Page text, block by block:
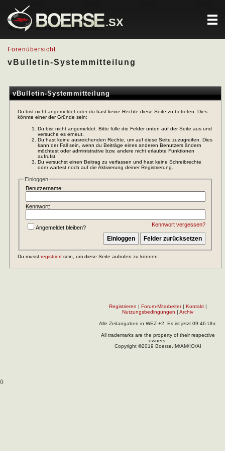
.SX
Forenübersicht
vBulletin-Systemmitteilung
vBulletin-Systemmitteilung
Du bist nicht angemeldet oder du hast keine Rechte diese Seite zu betreten. Dies
könnte einer der Gründe sein:
Du bist nicht angemeldet. Bitte fülle die Felder unten auf der Seite aus und
versuche es erneut.
Du hast keine ausreichenden Rechte, um auf diese Seite zuzugreifen. Dies
kann der Fall sein, wenn du Beiträge eines anderen Benutzers ändern
möchtest oder administrative bzw. andere nicht erlaubte Funktionen
aufrufst.
Du versuchst einen Beitrag zu verfassen und hast keine Schreibrechte
oder wartest noch auf die Aktivierung deiner Registrierung.
Einloggen
Benutzername:
Kennwort:
Kennwort vergessen?
Angemeldet bleiben?
Du musst registriert sein, um diese Seite aufrufen zu können.
Registrieren | Forum-Mitarbeiter| Kontakt|
Nutzungsbedingungen | Archiv
Alle Zeitangaben in WEZ +2. Es ist jetzt 09:46 Uhr.
All trademarks are the property of their respective
owners.
Copyright ©2019 Boerse.IM/AM/IO/AI
().